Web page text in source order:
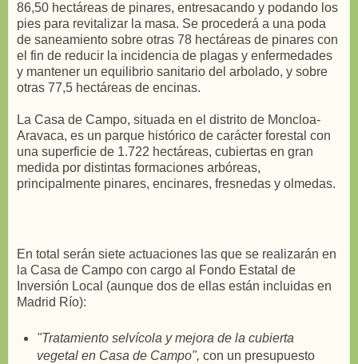
86,50 hectáreas de pinares, entresacando y podando los
pies para revitalizar la masa. Se procederá a una poda
de saneamiento sobre otras 78 hectáreas de pinares con
el fin de reducir la incidencia de plagas y enfermedades
y mantener un equilibrio sanitario del arbolado, y sobre
otras 77,5 hectáreas de encinas.
La Casa de Campo, situada en el distrito de Moncloa-
Aravaca, es un parque histórico de carácter forestal con
una superficie de 1.722 hectáreas, cubiertas en gran
medida por distintas formaciones arbóreas,
principalmente pinares, encinares, fresnedas y olmedas.
En total serán siete actuaciones las que se realizarán en
la Casa de Campo con cargo al Fondo Estatal de
Inversión Local (aunque dos de ellas están incluidas en
Madrid Río):
"Tratamiento selvícola y mejora de la cubierta
vegetal en Casa de Campo", con un presupuesto